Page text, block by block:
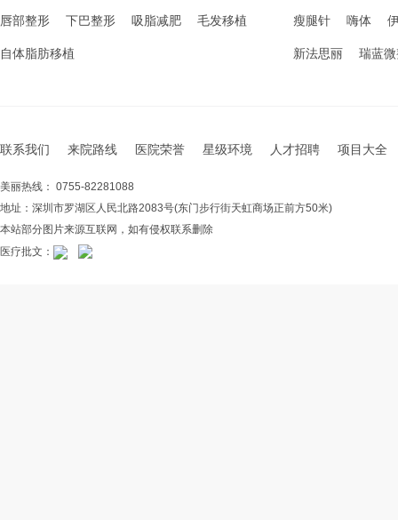
唇部整形 下巴整形 吸脂减肥 毛发移植
自体脂肪移植
瘦腿针 嗨体
新法思丽 瑞蓝
联系我们 来院路线 医院荣誉 星级环境 人才招聘 项目大全
美丽热线： 0755-82281088
地址：深圳市罗湖区人民北路2083号(东门步行街天虹商场正前方50米)
本站部分图片来源互联网，如有侵权联系删除
医疗批文：